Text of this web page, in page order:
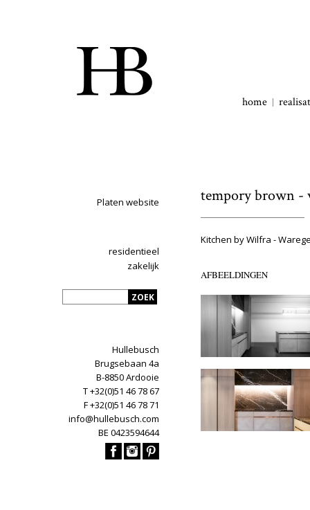
home
Platen website
residentieel
zakelijk
Hullebusch
Brugsebaan 4a
B-8850 Ardooie
T +32(0)51 46 78 67
F +32(0)51 46 78 71
info@hullebusch.com
BE 0423594644
tempory brown -
Kitchen by Wilfra -
AFBEELDINGEN